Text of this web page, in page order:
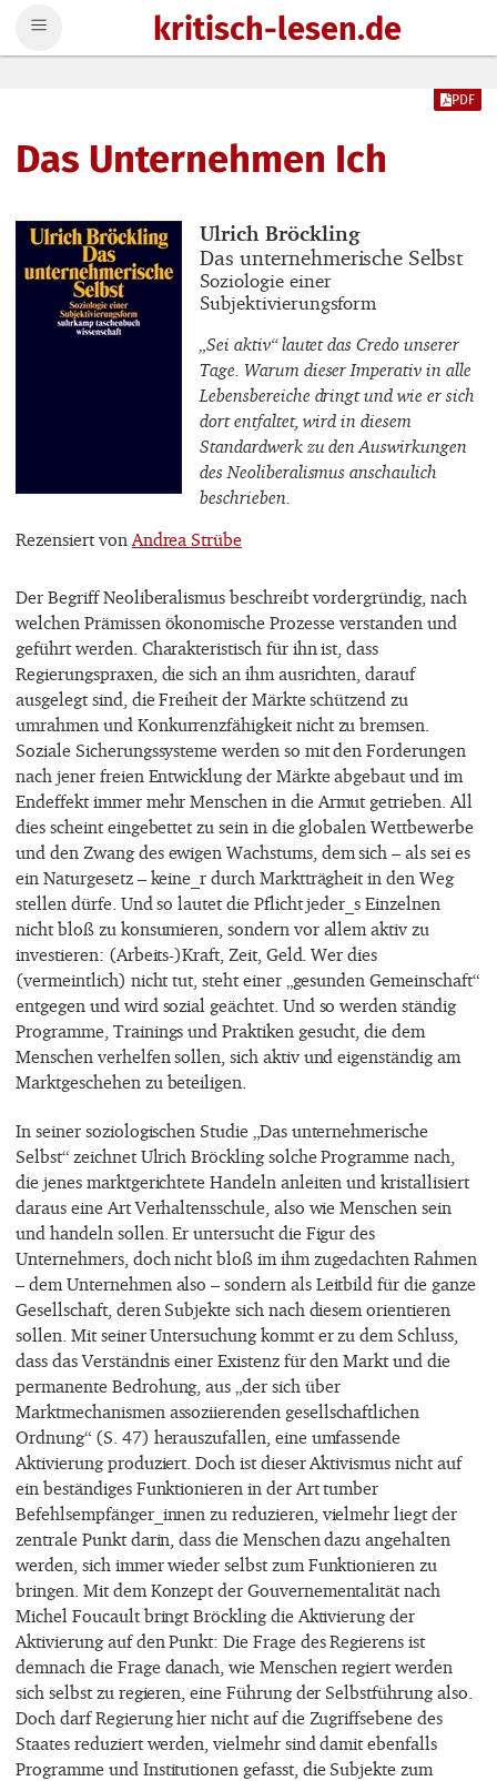
kritisch-lesen.de
Das Unternehmen Ich
PDF
Buchautor_innen
Ulrich Bröckling
Buchtitel
Das unternehmerische Selbst
Buchuntertitel
Soziologie einer
Subjektivierungsform
„Sei aktiv“ lautet das Credo unserer
Tage. Warum dieser Imperativ in alle
Lebensbereiche dringt und wie er sich
dort entfaltet, wird in diesem
Standardwerk zu den Auswirkungen
des Neoliberalismus anschaulich
beschrieben.
Rezensiert vonAndrea Strübe
Der Begriff Neoliberalismus beschreibt vordergründig, nach
welchen Prämissen ökonomische Prozesse verstanden und
geführt werden. Charakteristisch für ihn ist, dass
Regierungspraxen, die sich an ihm ausrichten, darauf
ausgelegt sind, die Freiheit der Märkte schützend zu
umrahmen und Konkurrenzfähigkeit nicht zu bremsen.
Soziale Sicherungssysteme werden so mit den Forderungen
nach jener freien Entwicklung der Märkte abgebaut und im
Endeffekt immer mehr Menschen in die Armut getrieben. All
dies scheint eingebettet zu sein in die globalen Wettbewerbe
und den Zwang des ewigen Wachstums, dem sich – als sei es
ein Naturgesetz – keine_r durch Marktträgheit in den Weg
stellen dürfe. Und so lautet die Pflicht jeder_s Einzelnen
nicht bloß zu konsumieren, sondern vor allem aktiv zu
investieren: (Arbeits-)Kraft, Zeit, Geld. Wer dies
(vermeintlich) nicht tut, steht einer „gesunden Gemeinschaft“
entgegen und wird sozial geächtet. Und so werden ständig
Programme, Trainings und Praktiken gesucht, die dem
Menschen verhelfen sollen, sich aktiv und eigenständig am
Marktgeschehen zu beteiligen.
In seiner soziologischen Studie „Das unternehmerische
Selbst“ zeichnet Ulrich Bröckling solche Programme nach,
die jenes marktgerichtete Handeln anleiten und kristallisiert
daraus eine Art Verhaltensschule, also wie Menschen sein
und handeln sollen. Er untersucht die Figur des
Unternehmers, doch nicht bloß im ihm zugedachten Rahmen
– dem Unternehmen also – sondern als Leitbild für die ganze
Gesellschaft, deren Subjekte sich nach diesem orientieren
sollen. Mit seiner Untersuchung kommt er zu dem Schluss,
dass das Verständnis einer Existenz für den Markt und die
permanente Bedrohung, aus „der sich über
Marktmechanismen assoziierenden gesellschaftlichen
Ordnung“ (S. 47) herauszufallen, eine umfassende
Aktivierung produziert. Doch ist dieser Aktivismus nicht auf
ein beständiges Funktionieren in der Art tumber
Befehlsempfänger_innen zu reduzieren, vielmehr liegt der
zentrale Punkt darin, dass die Menschen dazu angehalten
werden, sich immer wieder selbst zum Funktionieren zu
bringen. Mit dem Konzept der Gouvernementalität nach
Michel Foucault bringt Bröckling die Aktivierung der
Aktivierung auf den Punkt: Die Frage des Regierens ist
demnach die Frage danach, wie Menschen regiert werden
sich selbst zu regieren, eine Führung der Selbstführung also.
Doch darf Regierung hier nicht auf die Zugriffsebene des
Staates reduziert werden, vielmehr sind damit ebenfalls
Programme und Institutionen gefasst, die Subjekte zum